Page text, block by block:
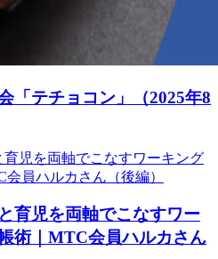
「テチョコン」（2025年8
育児を両軸でこなすワー
術｜MTC会員ハルカさん